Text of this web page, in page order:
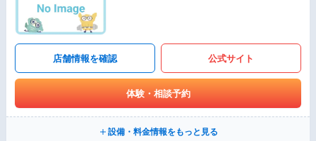
店舗情報を確認 公式サイト
体験・相談予約
設備・料金情報をもっと見る